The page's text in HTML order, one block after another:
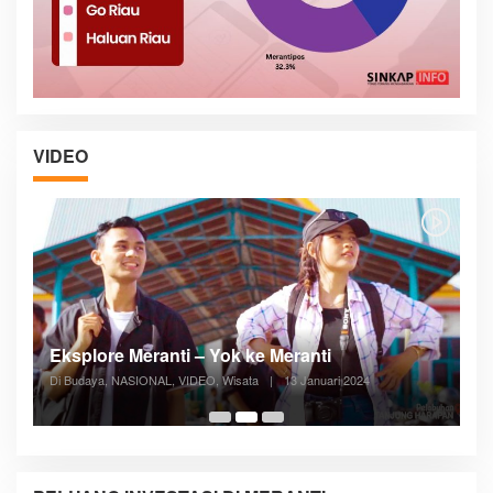
VIDEO
05:08
Posyandu Melayani Semua Siklus Hidup
Di ADVERTORIAL, Kesehatan, VIDEO 27 Desember 2023